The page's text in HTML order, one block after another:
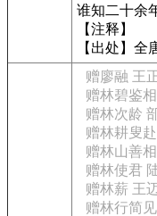
谁知二十余
【注释】
【出处】全
赠廖融 王
赠林碧鉴
赠林次龄
赠林耕叟
赠林山善
赠林使君
赠林薪 王
赠林行简